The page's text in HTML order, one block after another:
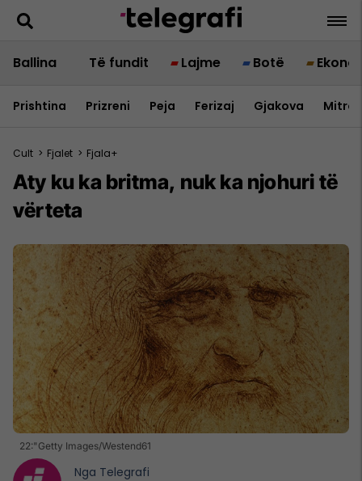
Ballina Të fundit Lajme Botë
Prishtina Prizreni Peja Ferizaj Gjakova
Cult > Fjalet > Fjala+
Aty ku ka britma, nuk ka njohuri të
vërteta
22:"Getty Images/Westend61
Nga Telegrafi